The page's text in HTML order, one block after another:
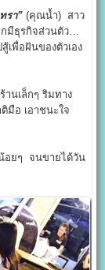
รา” (คุณน้ำ) สาว
กมีธุรกิจส่วนตัว…
พื่อฝันของตัวเอง
นเล็กๆ ริมทาง
มือ เอาชนะใจ
อยๆ จนขายได้วัน